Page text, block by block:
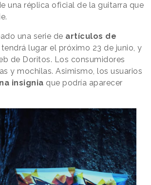
una réplica oficial de la guitarra que
una serie de artículos de
lugar el próximo 23 de junio, y
de Doritos. Los consumidores
y mochilas. Asimismo, los usuarios
insignia que podría aparecer